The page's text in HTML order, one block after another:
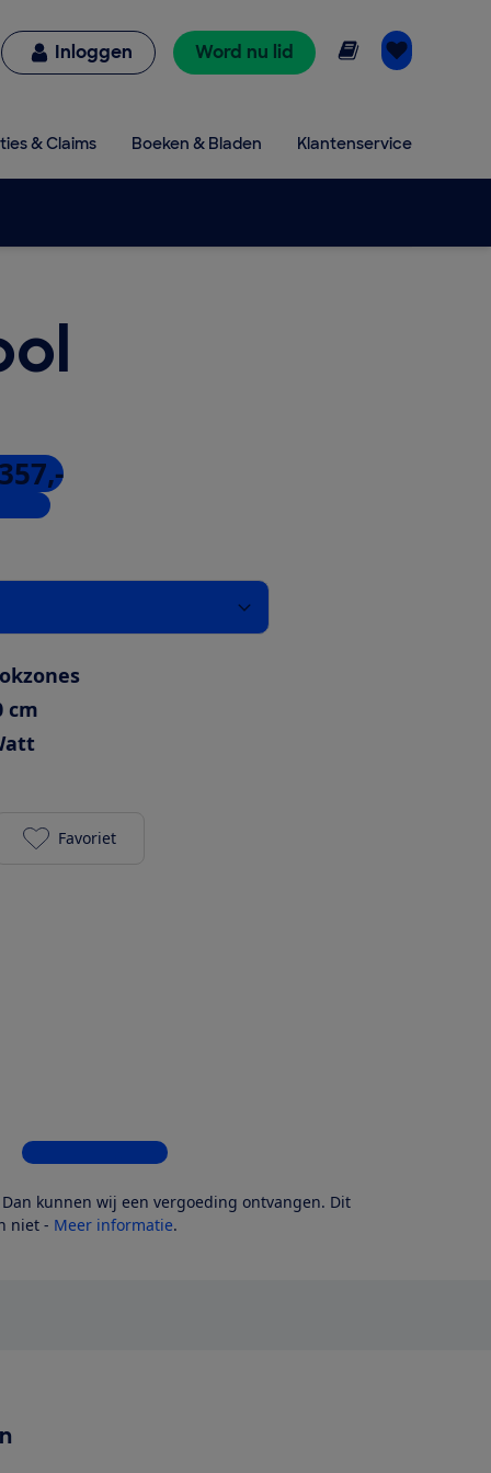
Inloggen Word nu lid Online lezen
& Claims Boeken & Bladen Klantenservice
cm
Whirlpool WS Q2760 BF toevoegen aan je
Favoriet
Bekijk alle 4 winkels
kunnen wij een vergoeding ontvangen. Dit
niet - Meer informatie.